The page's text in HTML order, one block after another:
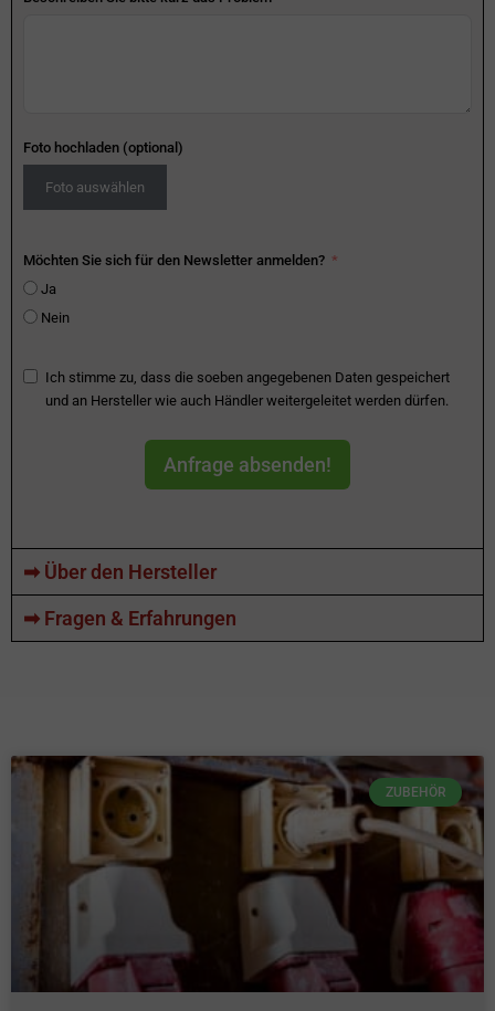
Foto hochladen (optional)
Foto auswählen
Möchten Sie sich für den Newsletter anmelden?
Ja
Nein
Ich stimme zu, dass die soeben angegebenen Daten gespeichert
und an Hersteller wie auch Händler weitergeleitet werden dürfen.
Anfrage absenden!
➡ Über den Hersteller
➡ Fragen & Erfahrungen
ZUBEHÖR